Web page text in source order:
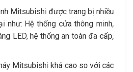
Mitsubishi được trang bị nhiều
như: Hệ thống cửa thông minh,
LED, hệ thống an toàn đa cấp,
Mitsubishi khá cao so với các